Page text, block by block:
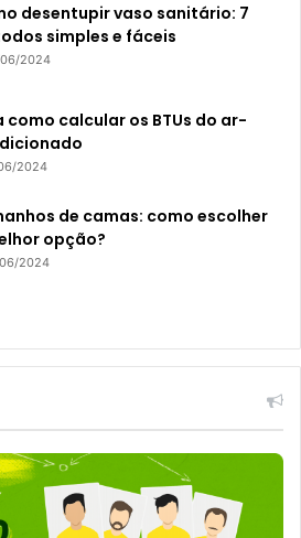
desentupir vaso sanitário: 7
simples e fáceis
2024
como calcular os BTUs do ar-
2024
de camas: como escolher
opção?
2024